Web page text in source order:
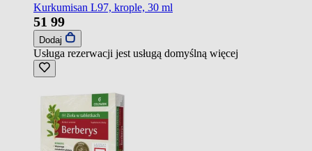
Kurkumisan L97, krople, 30 ml
51 99
Dodaj
Usługa rezerwacji jest usługą domyślną więcej